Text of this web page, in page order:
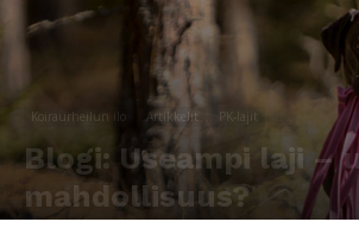
Koiraurheilun ilo Artikkelit PK-lajit
Blogi: Useampi laji –
mahdollisuus?